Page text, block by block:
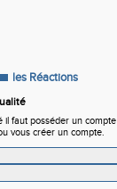
les Réactions
faut posséder un
vous créer un compte.